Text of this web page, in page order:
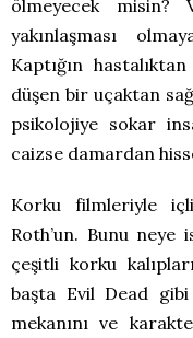
ölmeyecek
yakınlaşması
Kaptığın
düşen bir uçaktan
psikolojiye sokar
caizse damardan
Korku filmleriyle
Roth’un. Bunu
çeşitli korku
başta Evil Dead
mekanını ve